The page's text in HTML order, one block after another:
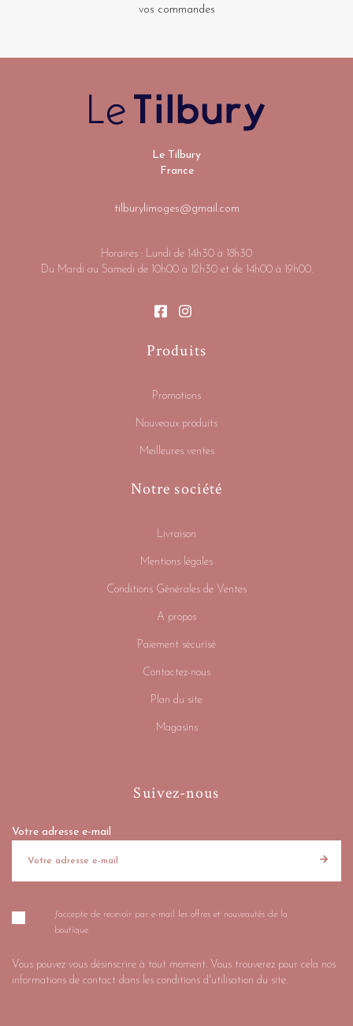
vos commandes
Le Tilbury
France
tilburylimoges@gmail.com
Horaires : Lundi de 14h30 à 18h30
Du Mardi au Samedi de 10h00 à 12h30 et de 14h00 à 19h00.
Produits
Promotions
Nouveaux produits
Meilleures ventes
Notre société
Livraison
Mentions légales
Conditions Générales de Ventes
A propos
Paiement sécurisé
Contactez-nous
Plan du site
Magasins
Suivez-nous
Votre adresse e-mail
J'accepte de recevoir par e-mail les offres et nouveautés de la
boutique
Vous pouvez vous désinscrire à tout moment. Vous trouverez pour cela nos
informations de contact dans les conditions d'utilisation du site.